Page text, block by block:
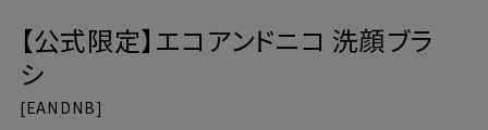
会員登録でお得
【公式限定】エコアンドニコ 洗顔ブラ
シ
[EANDNB]